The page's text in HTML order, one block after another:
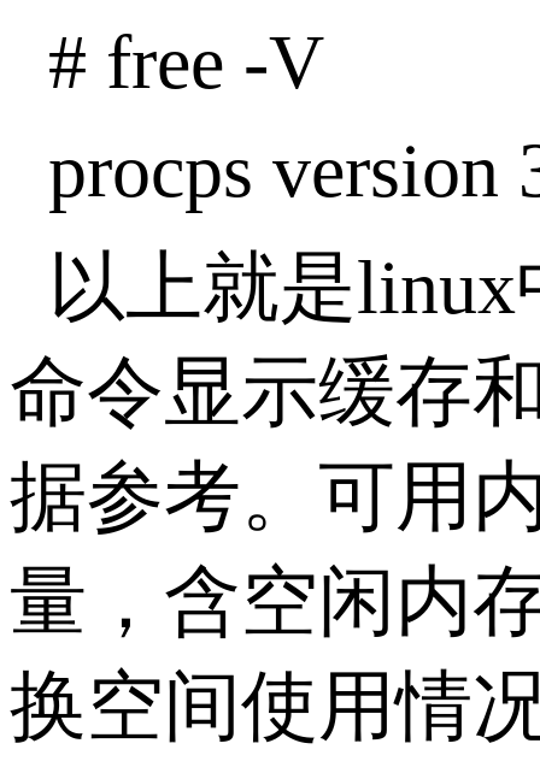
# free -V
procps version
以上就是
命令显示缓存
据参考。可用
量，含空闲内
换空间使用情